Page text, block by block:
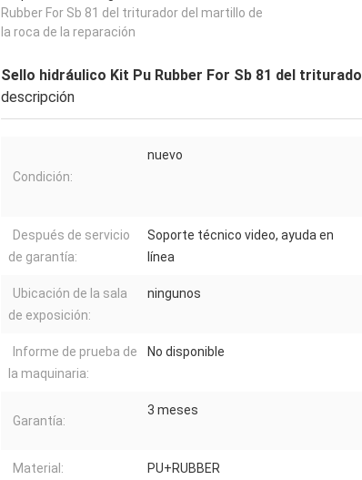
Rubber For Sb 81 del triturador del martillo de
la roca de la reparación
Sello hidráulico Kit Pu Rubber For Sb 81 del
descripción
Condición:
nuevo
Después de servicio
de garantía:
Soporte técnico video, ayuda en
línea
Ubicación de la sala
de exposición:
ningunos
Informe de prueba de
la maquinaria:
No disponible
Garantía:
3 meses
Material: PU+RUBBER